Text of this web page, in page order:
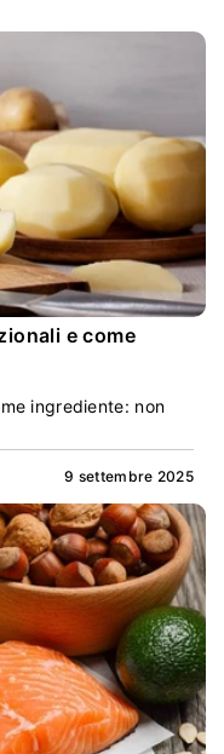
e come
ingrediente: non
9 settembre 2025